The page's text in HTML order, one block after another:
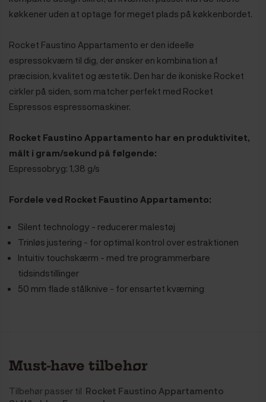
køkkener uden at optage for meget plads på køkkenbordet.
Rocket Faustino Appartamento er den ideelle
espressokværn til dig, der ønsker en kombination af
præcision, kvalitet og æstetik. Den har de ikoniske Rocket
cirkler på siden, som matcher perfekt med Rocket
Espressos espressomaskiner.
Rocket Faustino Appartamento har en produktivitet,
målt i gram/sekund på følgende:
Espressobryg: 1,38 g/s
Fordele ved Rocket Faustino Appartamento:
Silent technology - reducerer malestøj
Trinløs justering - for optimal kontrol over estraktionen
Intuitiv touchskærm - med tre programmerbare
tidsindstillinger
50 mm flade stålknive - for ensartet kværning
Must-have tilbehør
Tilbehør passer til Rocket Faustino Appartamento